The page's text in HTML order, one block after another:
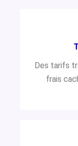
Des tarifs
frais